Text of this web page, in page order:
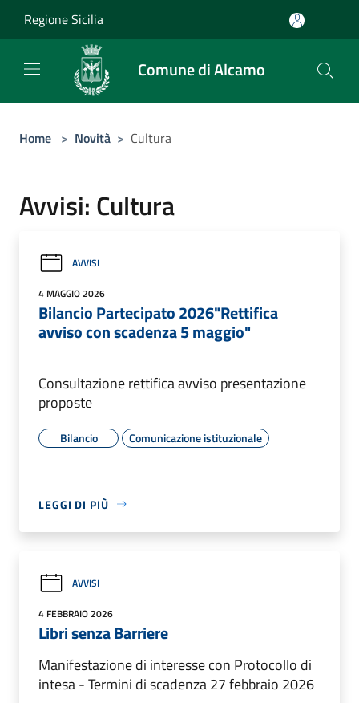
Regione Sicilia
Comune di Alcamo
Home > Novità > Cultura
Avvisi: Cultura
AVVISI
4 MAGGIO 2026
Bilancio Partecipato 2026"Rettifica
avviso con scadenza 5 maggio"
Consultazione rettifica avviso presentazione
proposte
Bilancio Comunicazione istituzionale
LEGGI DI PIÙ
AVVISI
4 FEBBRAIO 2026
Libri senza Barriere
Manifestazione di interesse con Protocollo di
intesa - Termini di scadenza 27 febbraio 2026